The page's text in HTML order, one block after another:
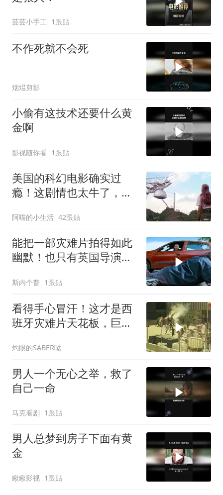
芸芸小手工 1跟贴
不作死就不会死
烟煴剪影
小偷有这技术还要什么黄
金啊
影视随你看 1跟贴
美国的科幻电影确实过
瘾！这剧情也太牛了，连
阿喵的小生活 42跟贴
能把一部灾难片拍得如此
幽默！也只有英国导演才
斯内个普 1跟贴
看得手心冒汗！这才是西
班牙灾难片天花板，巨真
灼眼的SABER哒
男人一个无心之举，救了
自己一命
马克看剧 1跟贴
男人总梦到房子下面有黄
金
瞅瞅影视 1跟贴